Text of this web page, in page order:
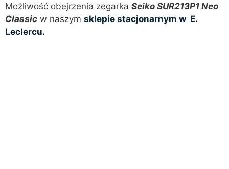
Możliwość obejrzenia zegarka Seiko SUR213P1 Neo
Classic w naszym sklepie stacjonarnym w E.
Leclercu.